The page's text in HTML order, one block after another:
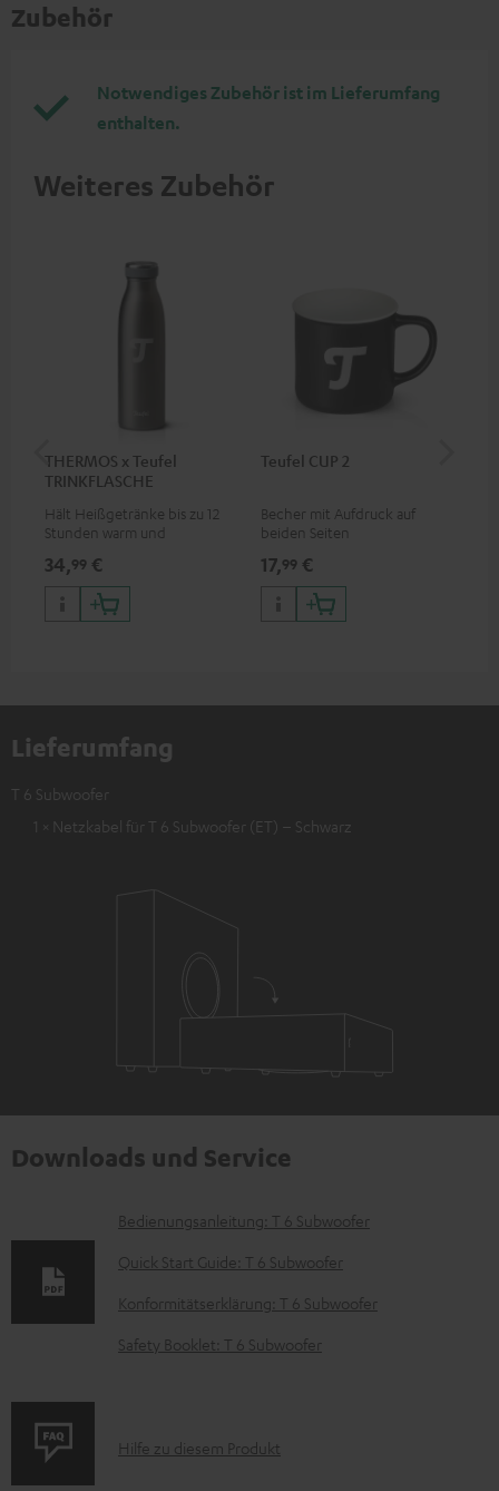
Zubehör
Notwendiges Zubehör ist im Lieferumfang
enthalten.
Weiteres Zubehör
THERMOS x Teufel
TRINKFLASCHE
Hält Heißgetränke bis zu 12
Stunden warm und
Stunden kalt
34,99 €
Teufel CUP 2
Becher mit Aufdruck auf
beiden Seiten
17,99 €
Lieferumfang
T 6 Subwoofer
1 × Netzkabel für T 6 Subwoofer (ET) – Schwarz
Downloads und Service
D
o
u
m
t
Bedienungsanleitung: T 6 Subwoofer
Quick Start Guide: T 6 Subwoofer
Konformitätserklärung: T 6 Subwoofer
Safety Booklet: T 6 Subwoofer
P
Hilfe zu diesem Produkt